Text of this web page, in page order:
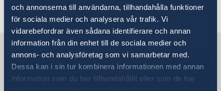
och annonserna till användarna, tillhandahålla funktioner
för sociala medier och analysera vår trafik. Vi
vidarebefordrar även sådana identifierare och annan
information från din enhet till de sociala medier och
annons- och analysföretag som vi samarbetar med.
Dessa kan i sin tur kombinera informationen med annan
information som du har tillhandahållit eller som de har
Last updated 21 Dec 2020, 10.41 AM
Sweden in Bangladesh, Dhaka
Embassy